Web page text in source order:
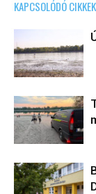
KAPCSOLÓDÓ CIKKEK